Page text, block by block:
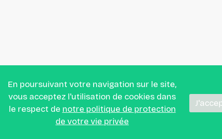
En poursuivant votre navigation sur le site,
vous acceptez l'utilisation de cookies dans
le respect de notre politique de protection
de votre vie privée